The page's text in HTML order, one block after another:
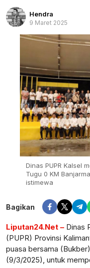
Hendra
9 Maret 2025
Dinas PUPR Kalsel
Tugu 0 KM
istimewa
Bagikan
Liputan24.Net – Dinas
(PUPR) Provinsi
puasa bersama
(9/3/2025), untuk